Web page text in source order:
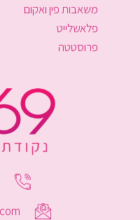
משאבות פין ואקום
פלאשלייט
פרוסטטה